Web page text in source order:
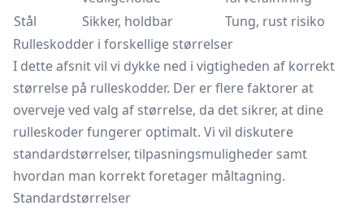
Stål
Sikker, holdbar
Tung, rust risiko
Rulleskodder i forskellige størrelser
I dette afsnit vil vi dykke ned i vigtigheden af korrekt
størrelse på rulleskodder. Der er flere faktorer at
overveje ved valg af størrelse, da det sikrer, at dine
rulleskoder fungerer optimalt. Vi vil diskutere
standardstørrelser, tilpasningsmuligheder samt
hvordan man korrekt foretager måltagning.
Standardstørrelser